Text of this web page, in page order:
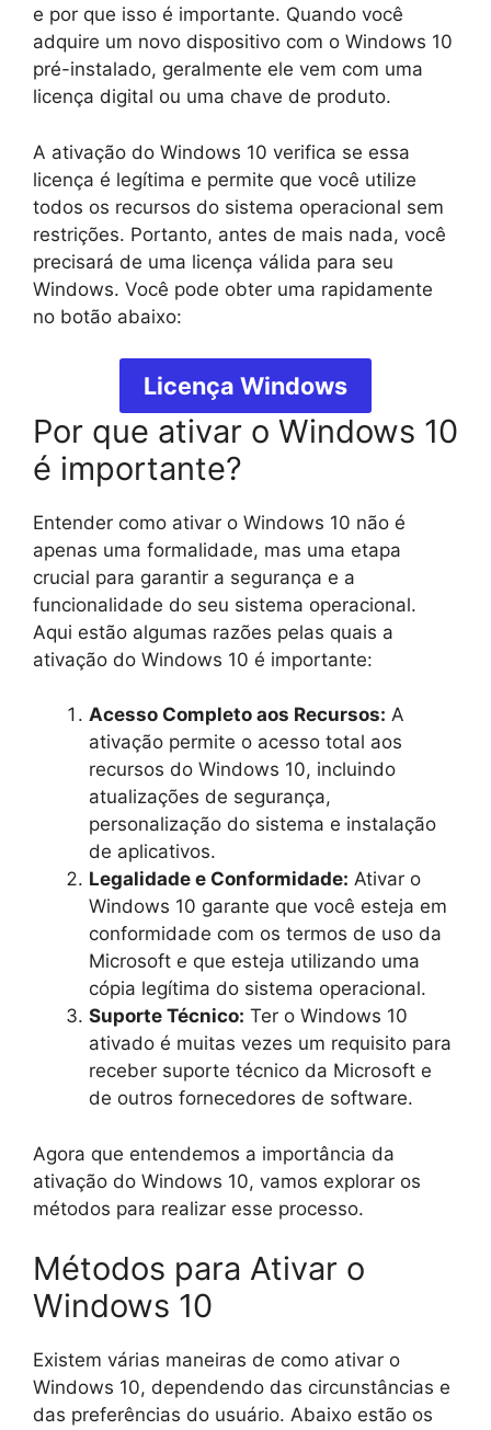
e por que isso é importante. Quando você
adquire um novo dispositivo com o Windows 10
pré-instalado, geralmente ele vem com uma
licença digital ou uma chave de produto.
A ativação do Windows 10 verifica se essa
licença é legítima e permite que você utilize
todos os recursos do sistema operacional sem
restrições. Portanto, antes de mais nada, você
precisará de uma licença válida para seu
Windows. Você pode obter uma rapidamente
no botão abaixo:
Licença Windows
Por que ativar o Windows 10
é importante?
Entender como ativar o Windows 10 não é
apenas uma formalidade, mas uma etapa
crucial para garantir a segurança e a
funcionalidade do seu sistema operacional.
Aqui estão algumas razões pelas quais a
ativação do Windows 10 é importante:
Acesso Completo aos Recursos: A
ativação permite o acesso total aos
recursos do Windows 10, incluindo
atualizações de segurança,
personalização do sistema e instalação
de aplicativos.
Legalidade e Conformidade: Ativar o
Windows 10 garante que você esteja em
conformidade com os termos de uso da
Microsoft e que esteja utilizando uma
cópia legítima do sistema operacional.
Suporte Técnico: Ter o Windows 10
ativado é muitas vezes um requisito para
receber suporte técnico da Microsoft e
de outros fornecedores de software.
Agora que entendemos a importância da
ativação do Windows 10, vamos explorar os
métodos para realizar esse processo.
Métodos para Ativar o
Windows 10
Existem várias maneiras de como ativar o
Windows 10, dependendo das circunstâncias e
das preferências do usuário. Abaixo estão os